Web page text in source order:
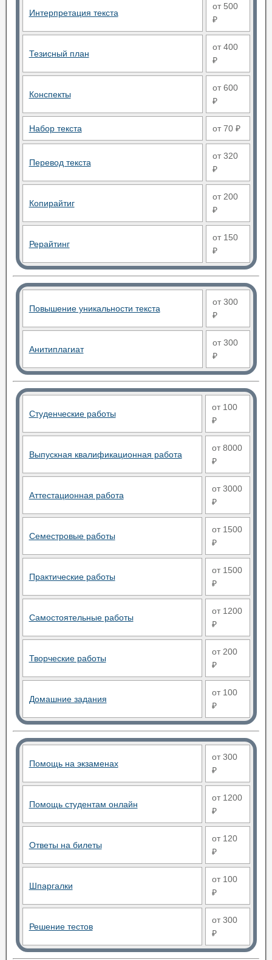
Интерпретация текста
от 500
₽
Тезисный план
от 400
₽
Конспекты
от 600
₽
Набор текста от 70 ₽
Перевод текста
от 320
₽
Копирайтиг
от 200
₽
Рерайтинг
от 150
₽
Повышение уникальности текста
от 300
₽
Анитиплагиат
от 300
₽
Студенческие работы
от 100
₽
Выпускная квалификационная работа
от 8000
₽
Аттестационная работа
от 3000
₽
Семестровые работы
от 1500
₽
Практические работы
от 1500
₽
Самостоятельные работы
от 1200
₽
Творческие работы
от 200
₽
Домашние задания
от 100
₽
Помощь на экзаменах
от 300
₽
Помощь студентам онлайн
от 1200
₽
Ответы на билеты
от 120
₽
Шпаргалки
от 100
₽
Решение тестов
от 300
₽